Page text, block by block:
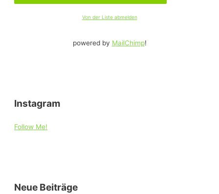
Von der Liste abmelden
powered by MailChimp!
Instagram
Follow Me!
Neue Beiträge